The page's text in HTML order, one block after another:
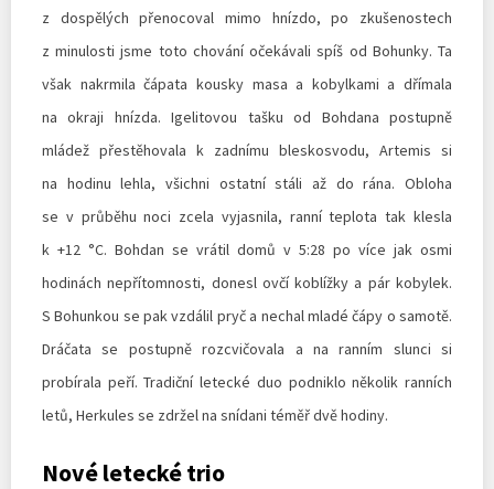
z dospělých přenocoval mimo hnízdo, po zkušenostech
z minulosti jsme toto chování očekávali spíš od Bohunky. Ta
však nakrmila čápata kousky masa a kobylkami a dřímala
na okraji hnízda. Igelitovou tašku od Bohdana postupně
mládež přestěhovala k zadnímu bleskosvodu, Artemis si
na hodinu lehla, všichni ostatní stáli až do rána. Obloha
se v průběhu noci zcela vyjasnila, ranní teplota tak klesla
k +12 °C. Bohdan se vrátil domů v 5:28 po více jak osmi
hodinách nepřítomnosti, donesl ovčí koblížky a pár kobylek.
S Bohunkou se pak vzdálil pryč a nechal mladé čápy o samotě.
Dráčata se postupně rozcvičovala a na ranním slunci si
probírala peří. Tradiční letecké duo podniklo několik ranních
letů, Herkules se zdržel na snídani téměř dvě hodiny.
Nové letecké trio